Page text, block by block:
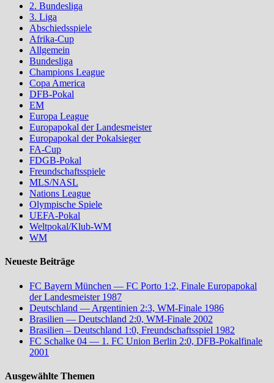
2. Bundesliga
3. Liga
Abschiedsspiele
Afrika-Cup
Allgemein
Bundesliga
Champions League
Copa America
DFB-Pokal
EM
Europa League
Europapokal der Landesmeister
Europapokal der Pokalsieger
FA-Cup
FDGB-Pokal
Freundschaftsspiele
MLS/NASL
Nations League
Olympische Spiele
UEFA-Pokal
Weltpokal/Klub-WM
WM
Neueste Beiträge
FC Bayern München — FC Porto 1:2, Finale Europapokal
der Landesmeister 1987
Deutschland — Argentinien 2:3, WM-Finale 1986
Brasilien — Deutschland 2:0, WM-Finale 2002
Brasilien – Deutschland 1:0, Freundschaftsspiel 1982
FC Schalke 04 — 1. FC Union Berlin 2:0, DFB-Pokalfinale
2001
Ausgewählte Themen